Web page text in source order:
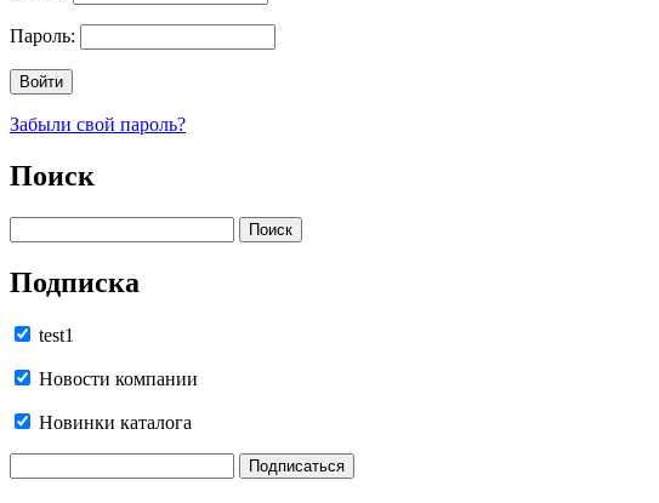
Пароль:
Забыли свой пароль?
Поиск
Подписка
test1
Новости компании
Новинки каталога